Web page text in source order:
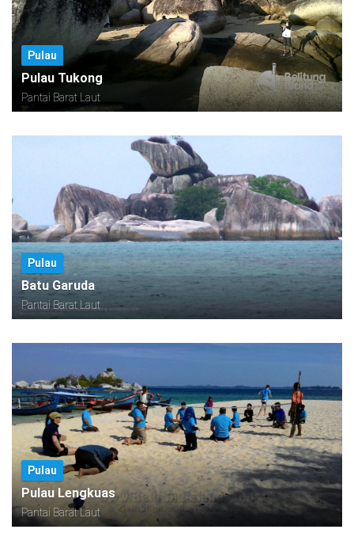
Pulau
Pulau Tukong
Pantai Barat Laut
Pulau
Batu Garuda
Pantai Barat Laut
Pulau
Pulau Lengkuas
Pantai Barat Laut